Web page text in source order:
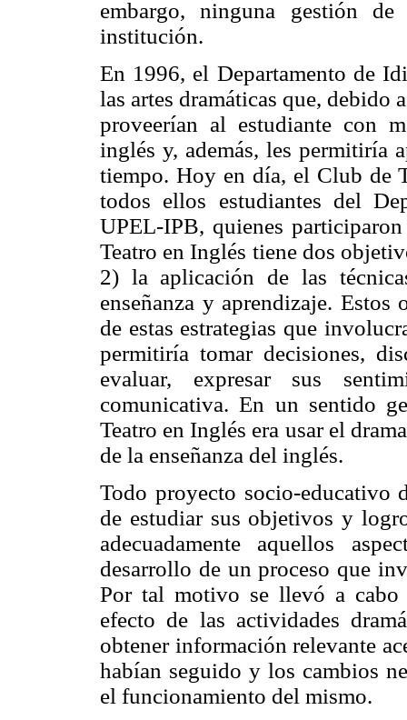
embargo, ninguna gestión
institución.
En 1996, el Departamento de
las artes dramáticas que, debido
proveerían al estudiante con
inglés y, además, les permitiría
tiempo. Hoy en día, el Club de
todos ellos estudiantes del
UPEL-IPB, quienes
Teatro en Inglés tiene dos
2) la aplicación de las
enseñanza y aprendizaje.
de estas estrategias que
permitiría tomar decisiones,
evaluar, expresar sus
comunicativa. En un sentido
Teatro en Inglés era usar el
de la enseñanza del inglés.
Todo proyecto socio-educativo
de estudiar sus objetivos y
adecuadamente aquellos
desarrollo de un proceso que
Por tal motivo se llevó a cabo
efecto de las actividades
obtener información relevante
habían seguido y los cambios
el funcionamiento del mismo.